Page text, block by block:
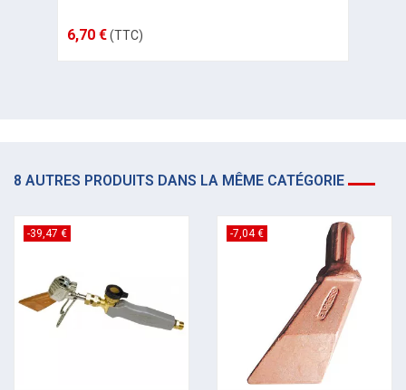
6,70 €(TTC)
8 AUTRES PRODUITS DANS LA MÊME CATÉGORIE
-39,47 € -7,04 €